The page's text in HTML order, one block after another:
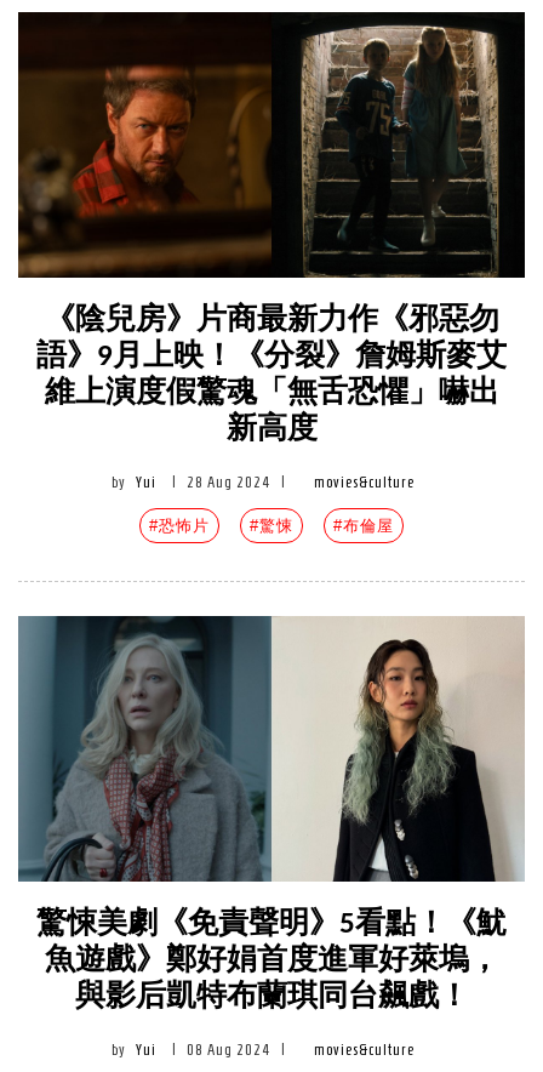
《陰兒房》片商最新力作《邪惡勿
語》9月上映！《分裂》詹姆斯麥艾
維上演度假驚魂「無舌恐懼」嚇出
新高度
by Yui 28 Aug 2024 movies&culture
#恐怖片 #驚悚 #布倫屋
驚悚美劇《免責聲明》5看點！《魷
魚遊戲》鄭好娟首度進軍好萊塢，
與影后凱特布蘭琪同台飆戲！
by Yui 08 Aug 2024 movies&culture